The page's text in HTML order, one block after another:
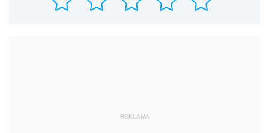
REKLAMA